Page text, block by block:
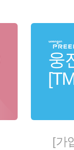
웅
[가